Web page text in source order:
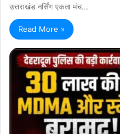
उत्तराखंड नर्सिंग एकता मंच…
Read More »